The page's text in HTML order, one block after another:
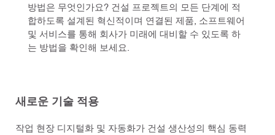
방법은 무엇인가요? 건설 프로젝트의 모든 단계에 적
합하도록 설계된 혁신적이며 연결된 제품, 소프트웨어
및 서비스를 통해 회사가 미래에 대비할 수 있도록 하
는 방법을 확인해 보세요.
새로운 기술 적용
작업 현장 디지털화 및 자동화가 건설 생산성의 핵심 동력